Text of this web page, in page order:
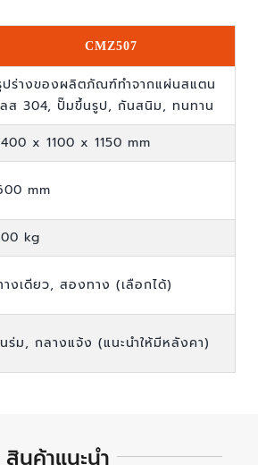
CMZ507
ปร่างของผลิตภัณฑ์ทำจากแผ่นสแตน
ลส 304, ปั๊มขึ้นรูป, กันสนิม, ทนทาน
x 1100 x 1150 mm
mm
kg
างเดียว, สองทาง (เลือกได้)
นร่ม, กลางแจ้ง (แนะนำให้มีหลังคา)
สินค้าแนะนำ